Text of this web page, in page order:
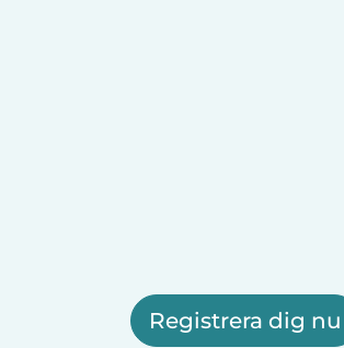
Registrera dig nu